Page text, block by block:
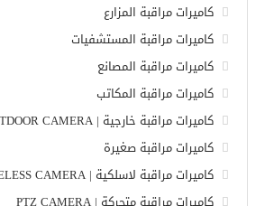
كاميرات مراقبة المزارع
كاميرات مراقبة المستشفيات
كاميرات مراقبة المصانع
كاميرات مراقبة المكاتب
كاميرات مراقبة خارجية | OUTDOOR CAMERA
كاميرات مراقبة صغيرة
كاميرات مراقبة لاسلكية | WIRELESS CAMERA